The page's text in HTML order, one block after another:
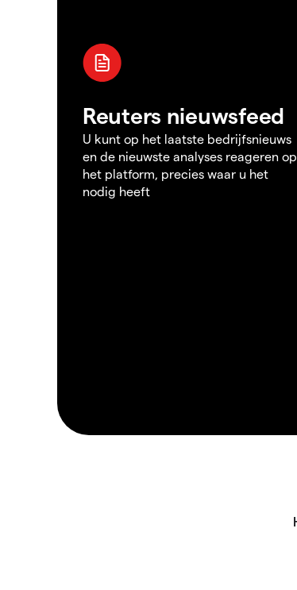
Reuters nieuwsfeed
U kunt op het laatste bedrijfsnieuws
en de nieuwste analyses reageren op
het platform, precies waar u het
nodig heeft